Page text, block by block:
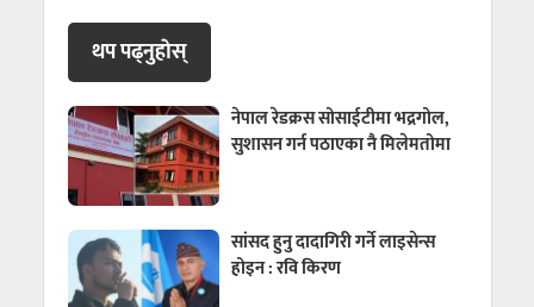
थप पढ्नुहाेस्
नेपाल रेडक्रस सोसाईटीमा भद्रगोल,
सुशासन गर्न पठाएका नै मिलेमतोमा
सांसद हुनु दादागिरी गर्ने लाइसेन्स
होइन : रवि किरण